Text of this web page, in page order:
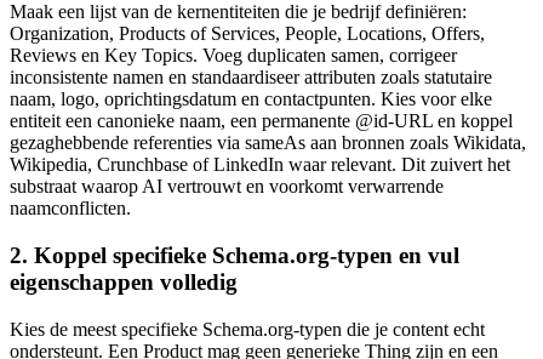
Maak een lijst van de kernentiteiten die je bedrijf definiëren:
Organization, Products of Services, People, Locations, Offers,
Reviews en Key Topics. Voeg duplicaten samen, corrigeer
inconsistente namen en standaardiseer attributen zoals statutaire
naam, logo, oprichtingsdatum en contactpunten. Kies voor elke
entiteit een canonieke naam, een permanente @id-URL en koppel
gezaghebbende referenties via sameAs aan bronnen zoals Wikidata,
Wikipedia, Crunchbase of LinkedIn waar relevant. Dit zuivert het
substraat waarop AI vertrouwt en voorkomt verwarrende
naamconflicten.
2. Koppel specifieke Schema.org-typen en vul
eigenschappen volledig
Kies de meest specifieke Schema.org-typen die je content echt
ondersteunt. Een Product mag geen generieke Thing zijn en een